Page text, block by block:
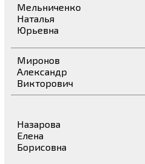
Мельниченко
Наталья
Юрьевна
Миронов
Александр
Викторович
Назарова
Елена
Борисовна